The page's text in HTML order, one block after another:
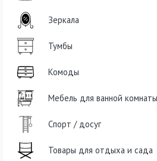
Зеркала
Тумбы
Комоды
Мебель для ванной комнаты
Спорт / досуг
Товары для отдыха и сада